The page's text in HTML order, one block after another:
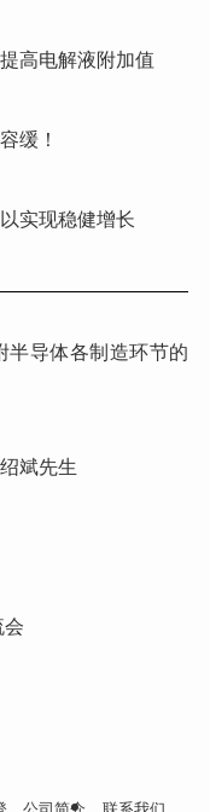
高电解液附加值
缓！
实现稳健增长
半导体各制造环节的
斌先生